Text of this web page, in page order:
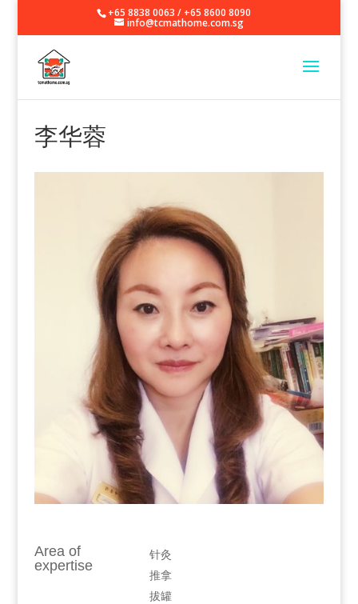
+65 8838 0063 / +65 8600 8090
info@tcmathome.com.sg
李华蓉
Area of
expertise
针灸
推拿
拔罐